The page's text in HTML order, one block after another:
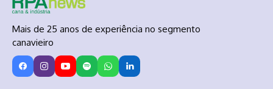
Mais de 25 anos de experiência no segmento
canavieiro